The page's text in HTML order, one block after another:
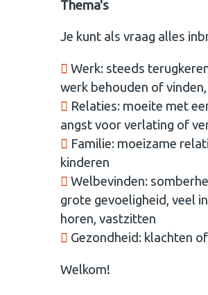
Thema's
Je kunt als vraag alles
Werk: steeds
werk behouden of
Relaties: moeite met
angst voor verlating of
Familie: moeizame
kinderen
Welbevinden:
grote gevoeligheid, veel
horen, vastzitten
Gezondheid: klachten
Welkom!